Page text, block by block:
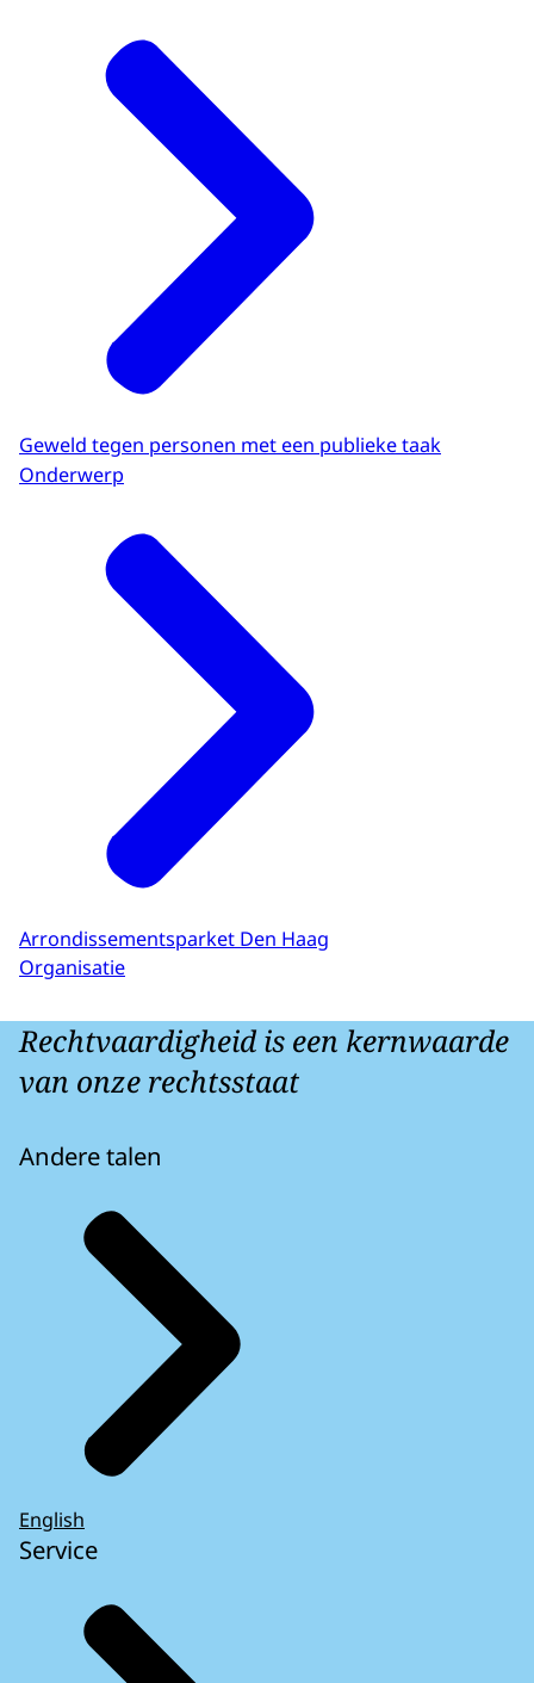
Geweld tegen personen met een publieke taak
Onderwerp
Arrondissementsparket Den Haag
Organisatie
Rechtvaardigheid is een kernwaarde
van onze rechtsstaat
Andere talen
English
Service